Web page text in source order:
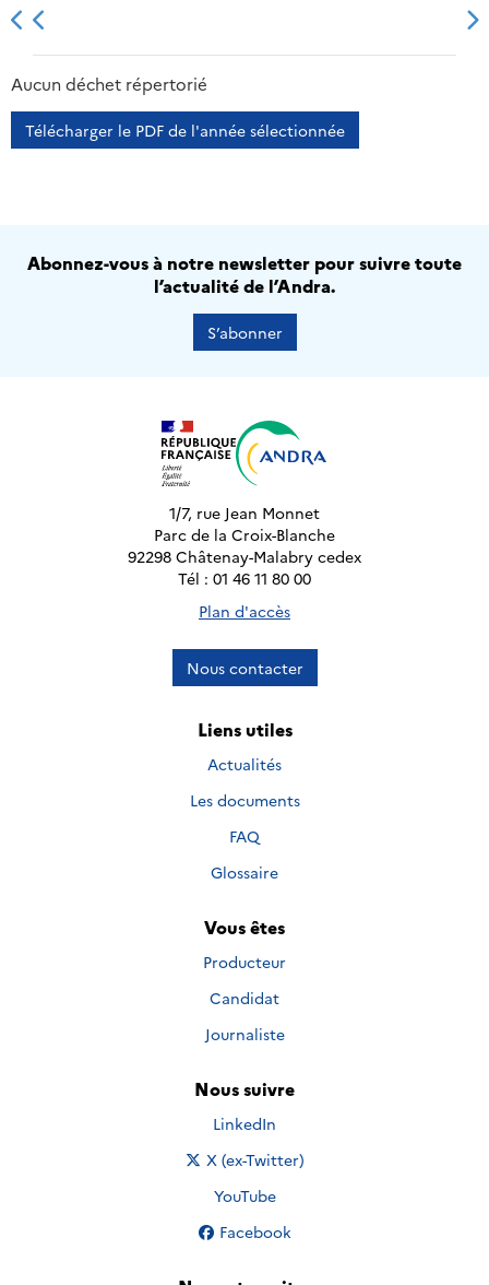
2013 2014
Aucun déchet répertorié
Télécharger le PDF de l'année sélectionnée
Abonnez-vous à notre newsletter pour suivre toute
l’actualité de l’Andra.
S’abonner
1/7, rue Jean Monnet
Parc de la Croix-Blanche
92298 Châtenay-Malabry cedex
Tél : 01 46 11 80 00
Plan d'accès
Nous contacter
Liens utiles
Actualités
Les documents
FAQ
Glossaire
Vous êtes
Producteur
Candidat
Journaliste
Nous suivre
Nous suivre sur
LinkedIn
Nous suivre sur
X (ex-Twitter)
Nous suivre sur
YouTube
Nous suivre sur
Facebook